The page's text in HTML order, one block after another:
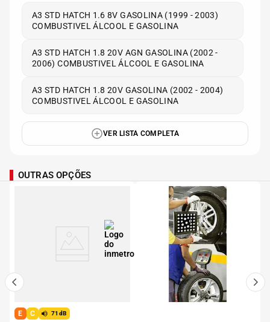
A3 STD HATCH 1.6 8V GASOLINA (1999 - 2003)
COMBUSTIVEL ÁLCOOL E GASOLINA
A3 STD HATCH 1.8 20V AGN GASOLINA (2002 -
2006) COMBUSTIVEL ÁLCOOL E GASOLINA
A3 STD HATCH 1.8 20V GASOLINA (2002 - 2004)
COMBUSTIVEL ÁLCOOL E GASOLINA
VER LISTA COMPLETA
OUTRAS OPÇÕES
E C 71dB